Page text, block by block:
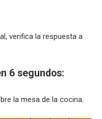
verifica la respuesta a
6 segundos:
la mesa de la cocina.